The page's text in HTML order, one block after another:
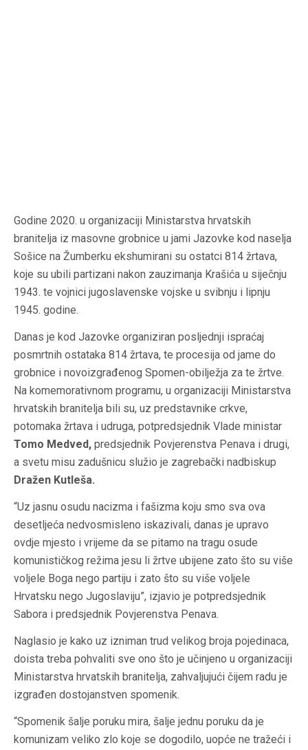
Godine 2020. u organizaciji Ministarstva hrvatskih
branitelja iz masovne grobnice u jami Jazovke kod naselja
Sošice na Žumberku ekshumirani su ostatci 814 žrtava,
koje su ubili partizani nakon zauzimanja Krašića u siječnju
1943. te vojnici jugoslavenske vojske u svibnju i lipnju
1945. godine.
Danas je kod Jazovke organiziran posljednji ispraćaj
posmrtnih ostataka 814 žrtava, te procesija od jame do
grobnice i novoizgrađenog Spomen-obilježja za te žrtve.
Na komemorativnom programu, u organizaciji Ministarstva
hrvatskih branitelja bili su, uz predstavnike crkve,
potomaka žrtava i udruga, potpredsjednik Vlade ministar
Tomo Medved, predsjednik Povjerenstva Penava i drugi,
a svetu misu zadušnicu služio je zagrebački nadbiskup
Dražen Kutleša.
“Uz jasnu osudu nacizma i fašizma koju smo sva ova
desetljeća nedvosmisleno iskazivali, danas je upravo
ovdje mjesto i vrijeme da se pitamo na tragu osude
komunističkog režima jesu li žrtve ubijene zato što su više
voljele Boga nego partiju i zato što su više voljele
Hrvatsku nego Jugoslaviju”, izjavio je potpredsjednik
Sabora i predsjednik Povjerenstva Penava.
Naglasio je kako uz izniman trud velikog broja pojedinaca,
doista treba pohvaliti sve ono što je učinjeno u organizaciji
Ministarstva hrvatskih branitelja, zahvaljujući čijem radu je
izgrađen dostojanstven spomenik.
“Spomenik šalje poruku mira, šalje jednu poruku da je
komunizam veliko zlo koje se dogodilo, uopće ne tražeći i